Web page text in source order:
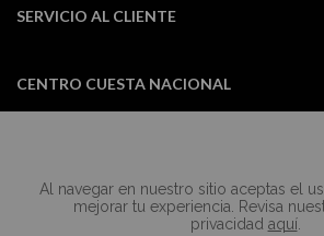
Al navegar en nuestro sitio aceptas el
mejorar tu experiencia. Revisa
privacidad aquí.
SERVICIO AL CLIENTE
CENTRO CUESTA NACIONAL
Todos los derechos reservados
Cuesta ©2024